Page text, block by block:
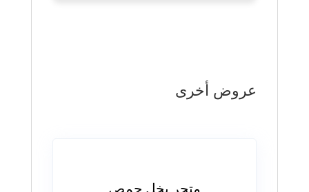
عروض أخرى
متجر بخل حمص